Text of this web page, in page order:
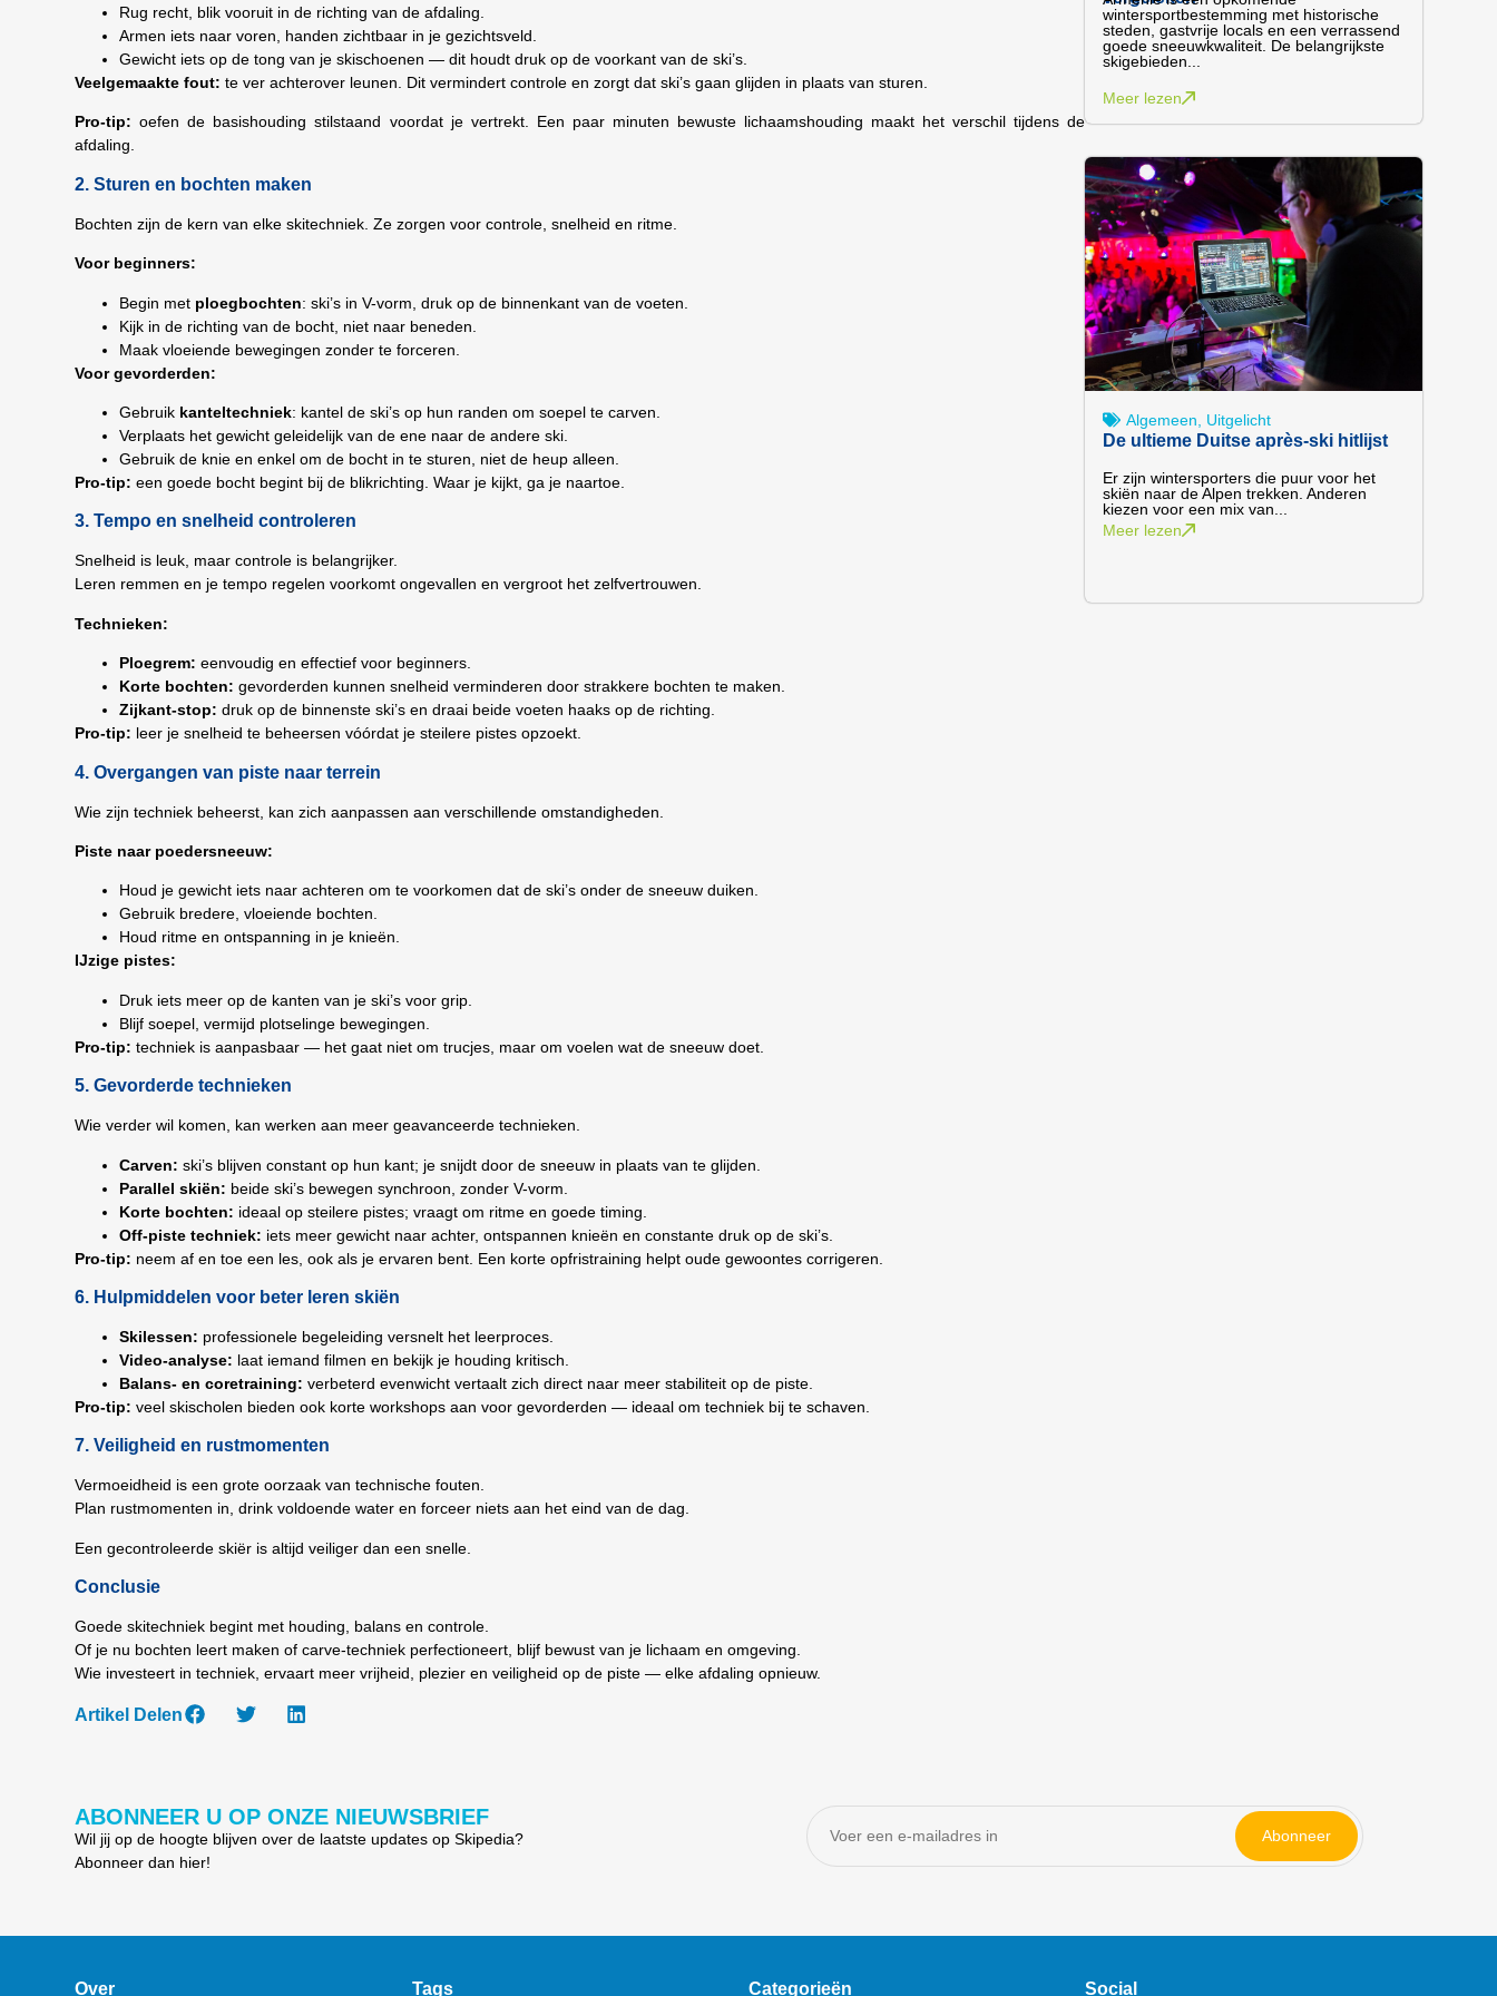
Rug recht, blik vooruit in de richting van de afdaling.
Armen iets naar voren, handen zichtbaar in je gezichtsveld.
Gewicht iets op de tong van je skischoenen — dit houdt druk op de voorkant van de ski’s.
Veelgemaakte fout: te ver achterover leunen. Dit vermindert controle en zorgt dat ski’s gaan glijden in plaats van sturen.
Pro-tip: oefen de basishouding stilstaand voordat je vertrekt. Een paar minuten bewuste lichaamshouding maakt het verschil tijdens de
afdaling.
2. Sturen en bochten maken
Bochten zijn de kern van elke skitechniek. Ze zorgen voor controle, snelheid en ritme.
Voor beginners:
Begin met ploegbochten: ski’s in V-vorm, druk op de binnenkant van de voeten.
Kijk in de richting van de bocht, niet naar beneden.
Maak vloeiende bewegingen zonder te forceren.
Voor gevorderden:
Gebruik kanteltechniek: kantel de ski’s op hun randen om soepel te carven.
Verplaats het gewicht geleidelijk van de ene naar de andere ski.
Gebruik de knie en enkel om de bocht in te sturen, niet de heup alleen.
Pro-tip: een goede bocht begint bij de blikrichting. Waar je kijkt, ga je naartoe.
3. Tempo en snelheid controleren
Snelheid is leuk, maar controle is belangrijker.
Leren remmen en je tempo regelen voorkomt ongevallen en vergroot het zelfvertrouwen.
Technieken:
Ploegrem: eenvoudig en effectief voor beginners.
Korte bochten: gevorderden kunnen snelheid verminderen door strakkere bochten te maken.
Zijkant-stop: druk op de binnenste ski’s en draai beide voeten haaks op de richting.
Pro-tip: leer je snelheid te beheersen vóórdat je steilere pistes opzoekt.
4. Overgangen van piste naar terrein
Wie zijn techniek beheerst, kan zich aanpassen aan verschillende omstandigheden.
Piste naar poedersneeuw:
Houd je gewicht iets naar achteren om te voorkomen dat de ski’s onder de sneeuw duiken.
Gebruik bredere, vloeiende bochten.
Houd ritme en ontspanning in je knieën.
IJzige pistes:
Druk iets meer op de kanten van je ski’s voor grip.
Blijf soepel, vermijd plotselinge bewegingen.
Pro-tip: techniek is aanpasbaar — het gaat niet om trucjes, maar om voelen wat de sneeuw doet.
5. Gevorderde technieken
Wie verder wil komen, kan werken aan meer geavanceerde technieken.
Carven: ski’s blijven constant op hun kant; je snijdt door de sneeuw in plaats van te glijden.
Parallel skiën: beide ski’s bewegen synchroon, zonder V-vorm.
Korte bochten: ideaal op steilere pistes; vraagt om ritme en goede timing.
Off-piste techniek: iets meer gewicht naar achter, ontspannen knieën en constante druk op de ski’s.
Pro-tip: neem af en toe een les, ook als je ervaren bent. Een korte opfristraining helpt oude gewoontes corrigeren.
6. Hulpmiddelen voor beter leren skiën
Skilessen: professionele begeleiding versnelt het leerproces.
Video-analyse: laat iemand filmen en bekijk je houding kritisch.
Balans- en coretraining: verbeterd evenwicht vertaalt zich direct naar meer stabiliteit op de piste.
Pro-tip: veel skischolen bieden ook korte workshops aan voor gevorderden — ideaal om techniek bij te schaven.
7. Veiligheid en rustmomenten
Vermoeidheid is een grote oorzaak van technische fouten.
Plan rustmomenten in, drink voldoende water en forceer niets aan het eind van de dag.
Een gecontroleerde skiër is altijd veiliger dan een snelle.
Conclusie
Goede skitechniek begint met houding, balans en controle.
Of je nu bochten leert maken of carve-techniek perfectioneert, blijf bewust van je lichaam en omgeving.
Wie investeert in techniek, ervaart meer vrijheid, plezier en veiligheid op de piste — elke afdaling opnieuw.
Artikel Delen
wintersportbestemming met historische
steden, gastvrije locals en een verrassend
goede sneeuwkwaliteit. De belangrijkste
skigebieden...
Meer lezen
Algemeen Uitgelicht
De ultieme Duitse après-ski hitlijst
Er zijn wintersporters die puur voor het
skiën naar de Alpen trekken. Anderen
kiezen voor een mix van...
Meer lezen
ABONNEER U OP ONZE NIEUWSBRIEF
Wil jij op de hoogte blijven over de laatste updates op Skipedia?
Abonneer dan hier!
Abonneer
Over Tags Categorieën Social